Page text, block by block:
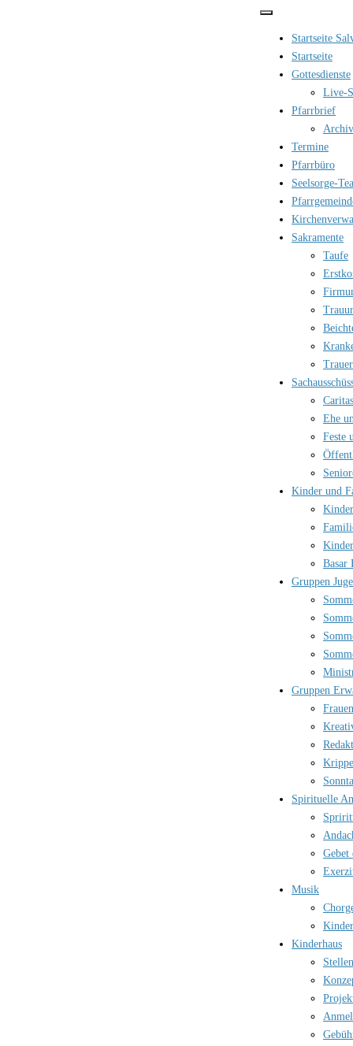
Startseite
Startseite
Gottesdienste
Live-
Pfarrbrief
Termine
Pfarrbüro
Seelsorge-
Sakramente
Taufe
Caritas
Ehe
Feste
Kinder und
Basar
Gruppen
Gruppen
Spirituelle
Musik
Kinderhaus